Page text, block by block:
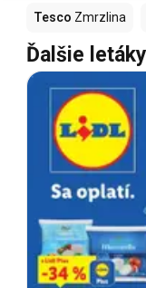
Tesco Zmrzlina
Ďalšie